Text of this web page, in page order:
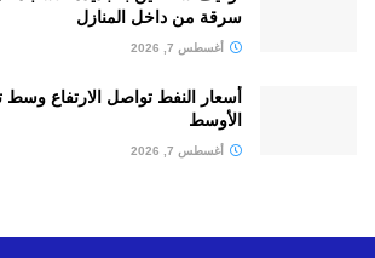
سرقة من داخل المنازل
أغسطس 7, 2026
أسعار النفط تواصل الارتفاع
الأوسط
أغسطس 7, 2026